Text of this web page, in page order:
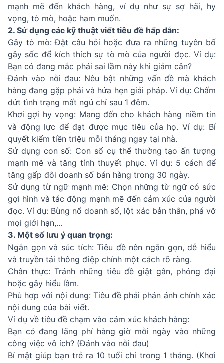
mạnh mẽ đến khách hàng, ví dụ như sự sợ hãi, hy
vọng, tò mò, hoặc ham muốn.
2. Sử dụng các kỹ thuật viết tiêu đề hấp dẫn:
Gây tò mò: Đặt câu hỏi hoặc đưa ra những tuyên bố
gây sốc để kích thích sự tò mò của người đọc. Ví dụ:
Bạn có đang mắc phải sai lầm này khi giảm cân?
Đánh vào nỗi đau: Nêu bật những vấn đề mà khách
hàng đang gặp phải và hứa hẹn giải pháp. Ví dụ: Chấm
dứt tình trạng mất ngủ chỉ sau 1 đêm.
Khơi gợi hy vọng: Mang đến cho khách hàng niềm tin
và động lực để đạt được mục tiêu của họ. Ví dụ: Bí
quyết kiếm tiền triệu mỗi tháng ngay tại nhà.
Sử dụng con số: Con số cụ thể thường tạo ấn tượng
mạnh mẽ và tăng tính thuyết phục. Ví dụ: 5 cách để
tăng gấp đôi doanh số bán hàng trong 30 ngày.
Sử dụng từ ngữ mạnh mẽ: Chọn những từ ngữ có sức
gợi hình và tác động mạnh mẽ đến cảm xúc của người
đọc. Ví dụ: Bùng nổ doanh số, lột xác bản thân, phá vỡ
mọi giới hạn,...
3. Một số lưu ý quan trọng:
Ngắn gọn và súc tích: Tiêu đề nên ngắn gọn, dễ hiểu
và truyền tải thông điệp chính một cách rõ ràng.
Chân thực: Tránh những tiêu đề giật gân, phóng đại
hoặc gây hiểu lầm.
Phù hợp với nội dung: Tiêu đề phải phản ánh chính xác
nội dung của bài viết.
Ví dụ về tiêu đề chạm vào cảm xúc khách hàng:
Bạn có đang lãng phí hàng giờ mỗi ngày vào những
công việc vô ích? (Đánh vào nỗi đau)
Bí mật giúp bạn trẻ ra 10 tuổi chỉ trong 1 tháng. (Khơi